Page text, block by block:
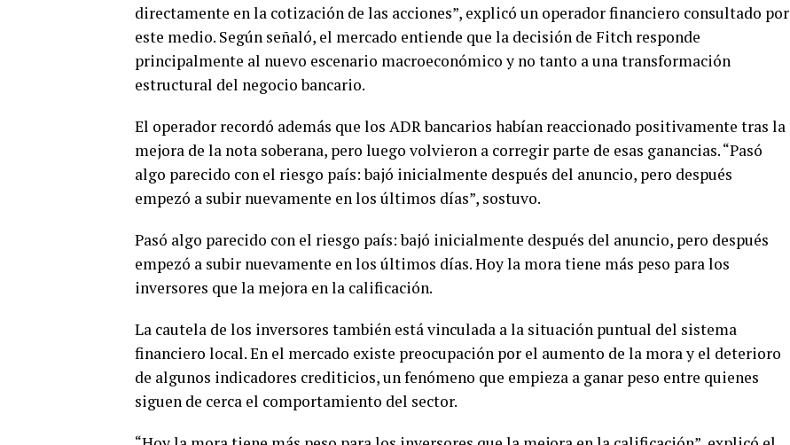
directamente en la cotización de las acciones”, explicó un operador financiero consultado por
este medio. Según señaló, el mercado entiende que la decisión de Fitch responde
principalmente al nuevo escenario macroeconómico y no tanto a una transformación
estructural del negocio bancario.
El operador recordó además que los ADR bancarios habían reaccionado positivamente tras la
mejora de la nota soberana, pero luego volvieron a corregir parte de esas ganancias. “Pasó
algo parecido con el riesgo país: bajó inicialmente después del anuncio, pero después
empezó a subir nuevamente en los últimos días”, sostuvo.
Pasó algo parecido con el riesgo país: bajó inicialmente después del anuncio, pero después
empezó a subir nuevamente en los últimos días. Hoy la mora tiene más peso para los
inversores que la mejora en la calificación.
La cautela de los inversores también está vinculada a la situación puntual del sistema
financiero local. En el mercado existe preocupación por el aumento de la mora y el deterioro
de algunos indicadores crediticios, un fenómeno que empieza a ganar peso entre quienes
siguen de cerca el comportamiento del sector.